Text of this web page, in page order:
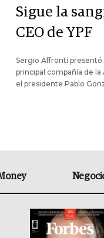
Sigue la
CEO de YPF
Sergio Affronti presentó
principal compañía de
el presidente Pablo